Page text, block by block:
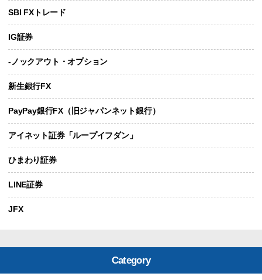
SBI FXトレード
IG証券
-ノックアウト・オプション
新生銀行FX
PayPay銀行FX（旧ジャパンネット銀行）
アイネット証券「ループイフダン」
ひまわり証券
LINE証券
JFX
Category